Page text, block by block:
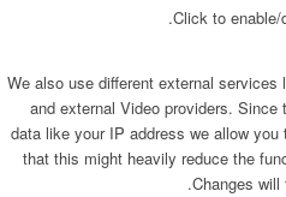
Click to enable/
We also use different external
and external Video providers.
data like your IP address we allow
that this might heavily reduce the
Changes will